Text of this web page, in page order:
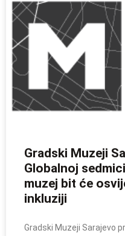
Gradski Muzeji
Globalnoj
muzej bit će
inkluziji
Gradski Muzeji Sarajevo